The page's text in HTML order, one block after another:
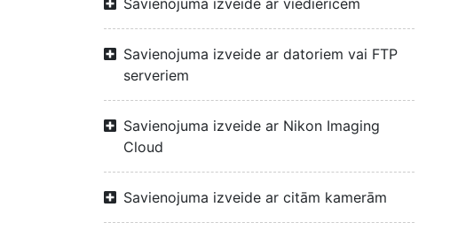
Savienojuma izveide ar viedierīcēm
Savienojuma izveide ar datoriem vai FTP
serveriem
Savienojuma izveide ar Nikon Imaging
Cloud
Savienojuma izveide ar citām kamerām